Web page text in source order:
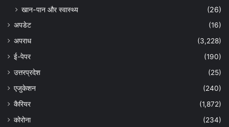
खान-पान और स्वास्थ्य (26)
अपडेट
(16)
अपराध
(3,228)
ई-पेपर
(190)
उत्तरप्रदेश
(25)
एजुकेशन
(240)
कैरियर
(1,872)
कोरोना
(234)